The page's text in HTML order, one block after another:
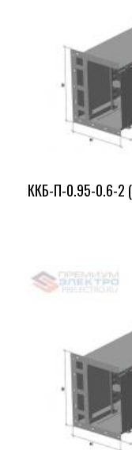
ККБ-П-0.95-0.6-2